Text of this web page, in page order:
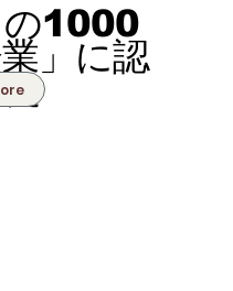
の1000
」に認